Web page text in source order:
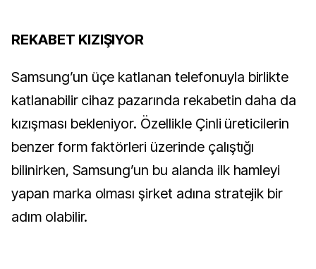
REKABET KIZIŞIYOR
Samsung’un üçe katlanan telefonuyla birlikte
katlanabilir cihaz pazarında rekabetin daha da
kızışması bekleniyor. Özellikle Çinli üreticilerin
benzer form faktörleri üzerinde çalıştığı
bilinirken, Samsung’un bu alanda ilk hamleyi
yapan marka olması şirket adına stratejik bir
adım olabilir.